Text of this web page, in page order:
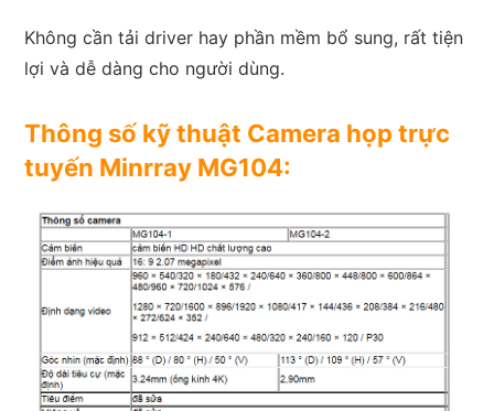
Không cần tải driver hay phần mềm bổ sung, rất tiện
lợi và dễ dàng cho người dùng.
Thông số kỹ thuật Camera họp trực
tuyến Minrray MG104: